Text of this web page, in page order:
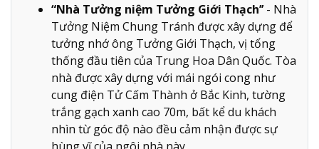
“Nhà Tưởng niệm Tưởng Giới Thạch’’- Nhà
Tưởng Niệm Chung Tránh được xây dựng để
tưởng nhớ ông Tưởng Giới Thạch, vị tổng
thống đầu tiên của Trung Hoa Dân Quốc. Tòa
nhà được xây dựng với mái ngói cong như
cung điện Tử Cấm Thành ở Bắc Kinh, tường
trắng gạch xanh cao 70m, bất kể du khách
nhìn từ góc độ nào đều cảm nhận được sự